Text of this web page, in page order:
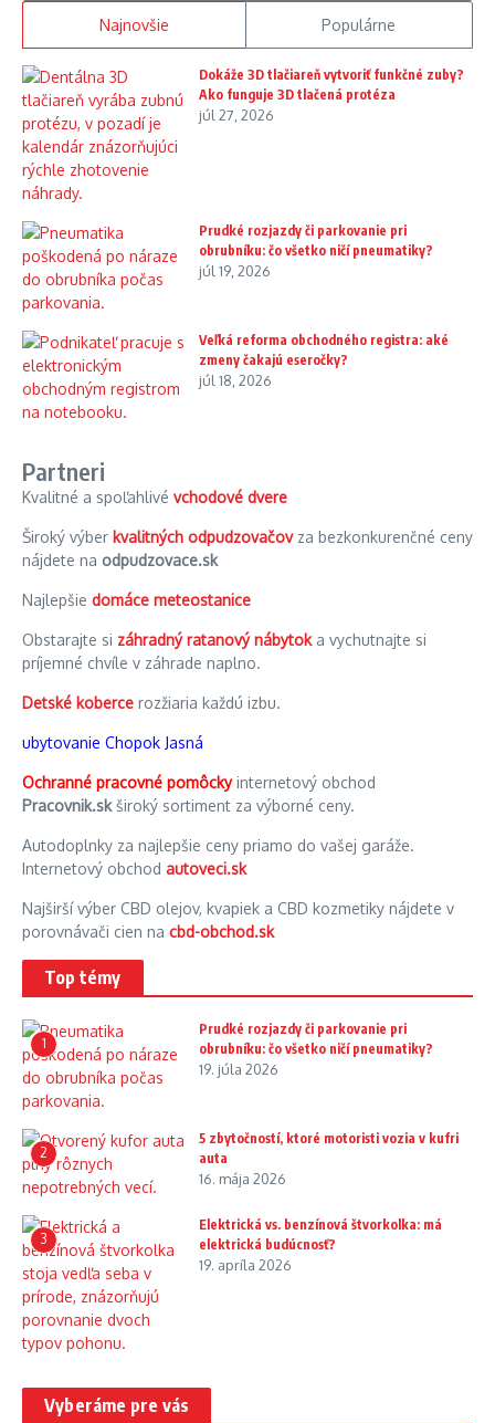
Najnovšie Populárne
Dokáže 3D tlačiareň vytvoriť funkčné zuby?
Ako funguje 3D tlačená protéza
júl 27, 2026
Prudké rozjazdy či parkovanie pri
obrubníku: čo všetko ničí pneumatiky?
júl 19, 2026
Veľká reforma obchodného registra: aké
zmeny čakajú eseročky?
júl 18, 2026
Partneri
Kvalitné a spoľahlivé vchodové dvere
Široký výber kvalitných odpudzovačovza bezkonkurenčné ceny
nájdete na odpudzovace.sk
Najlepšie domáce meteostanice
Obstarajte si záhradný ratanový nábytoka vychutnajte si
príjemné chvíle v záhrade naplno.
Detské koberce rozžiaria každú izbu.
ubytovanie Chopok Jasná
Ochranné pracovné pomôckyinternetový obchod
Pracovnik.skširoký sortiment za výborné ceny.
Autodoplnky za najlepšie ceny priamo do vašej garáže.
Internetový obchod autoveci.sk
Najširší výber CBD olejov, kvapiek a CBD kozmetiky nájdete v
porovnávači cien na cbd-obchod.sk
Top témy
1
Prudké rozjazdy či parkovanie pri
obrubníku: čo všetko ničí pneumatiky?
19. júla 2026
2
5 zbytočností, ktoré motoristi vozia v kufri
auta
16. mája 2026
3
Elektrická vs. benzínová štvorkolka: má
elektrická budúcnosť?
19. apríla 2026
Vyberáme pre vás